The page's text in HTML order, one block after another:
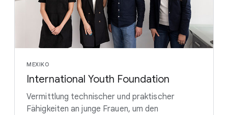
MEXIKO
International Youth Foundation
Vermittlung technischer und praktischer
Fähigkeiten an junge Frauen, um den